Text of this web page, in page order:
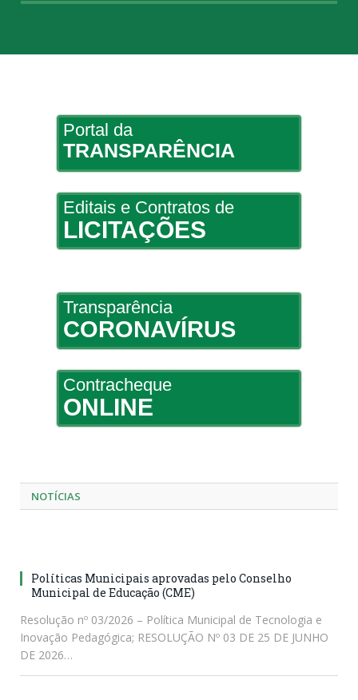
Portal da
TRANSPARÊNCIA
Editais e Contratos de
LICITAÇÕES
Transparência
CORONAVÍRUS
Contracheque
ONLINE
NOTÍCIAS
Políticas Municipais aprovadas pelo Conselho
Municipal de Educação (CME)
Resolução nº 03/2026 – Política Municipal de Tecnologia e
Inovação Pedagógica; RESOLUÇÃO Nº 03 DE 25 DE JUNHO
DE 2026…